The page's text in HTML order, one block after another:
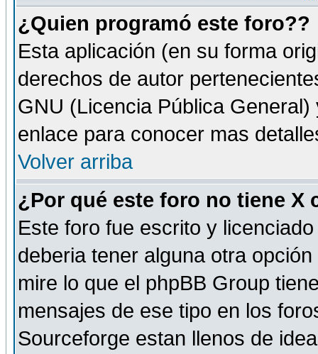
¿Quien programó este foro??
Esta aplicación (en su forma
derechos de autor
GNU (Licencia Pública
enlace para conocer mas
Volver arriba
¿Por qué este foro no tiene X
Este foro fue escrito y
deberia tener alguna otra
mire lo que el phpBB Group
mensajes de ese tipo en los
Sourceforge estan llenos de